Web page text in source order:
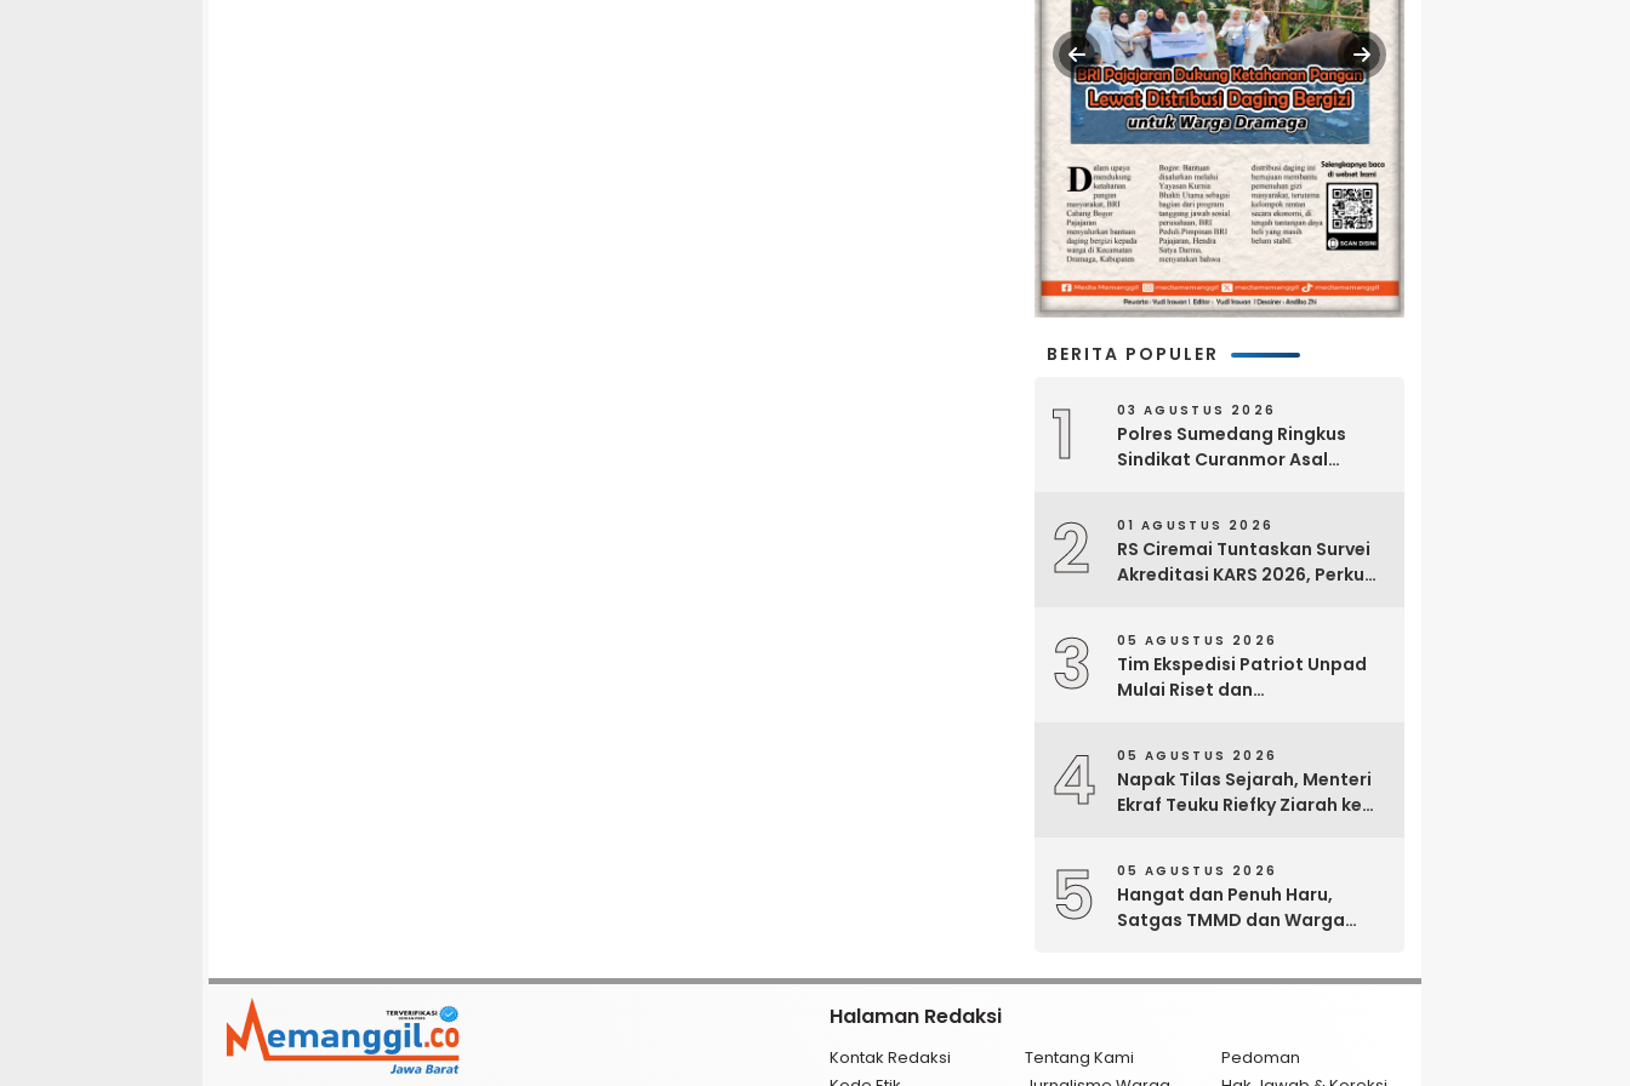
BERITA POPULER
1 03 AGUSTUS 2026
Polres Sumedang Ringkus
Sindikat Curanmor Asal
2 01 AGUSTUS 2026
RS Ciremai Tuntaskan Survei
Akreditasi KARS 2026, Perkuat
3 05 AGUSTUS 2026
Tim Ekspedisi Patriot Unpad
Mulai Riset dan
Tomage, Fakfak
4 05 AGUSTUS 2026
Napak Tilas Sejarah, Menteri
Ekraf Teuku Riefky Ziarah ke
5 05 AGUSTUS 2026
Hangat dan Penuh Haru,
Satgas TMMD dan Warga
Halaman Redaksi
Kontak Redaksi Tentang Kami
Pedoman